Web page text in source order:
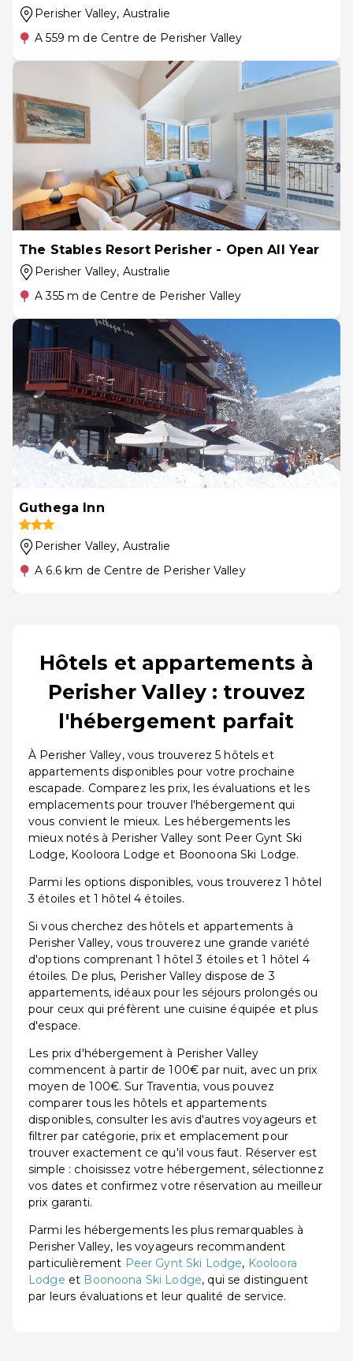
Perisher Valley, Australie
A 559 m de Centre de Perisher Valley
The Stables Resort Perisher - Open All Year
Perisher Valley, Australie
A 355 m de Centre de Perisher Valley
Guthega Inn
Perisher Valley, Australie
A 6.6 km de Centre de Perisher Valley
Hôtels et appartements à
Perisher Valley : trouvez
l'hébergement parfait
À Perisher Valley, vous trouverez 5 hôtels et
appartements disponibles pour votre prochaine
escapade. Comparez les prix, les évaluations et les
emplacements pour trouver l'hébergement qui
vous convient le mieux. Les hébergements les
mieux notés à Perisher Valley sont Peer Gynt Ski
Lodge, Kooloora Lodge et Boonoona Ski Lodge.
Parmi les options disponibles, vous trouverez 1 hôtel
3 étoiles et 1 hôtel 4 étoiles.
Si vous cherchez des hôtels et appartements à
Perisher Valley, vous trouverez une grande variété
d'options comprenant 1 hôtel 3 étoiles et 1 hôtel 4
étoiles. De plus, Perisher Valley dispose de 3
appartements, idéaux pour les séjours prolongés ou
pour ceux qui préfèrent une cuisine équipée et plus
d'espace.
Les prix d'hébergement à Perisher Valley
commencent à partir de 100€ par nuit, avec un prix
moyen de 100€. Sur Traventia, vous pouvez
comparer tous les hôtels et appartements
disponibles, consulter les avis d'autres voyageurs et
filtrer par catégorie, prix et emplacement pour
trouver exactement ce qu'il vous faut. Réserver est
simple : choisissez votre hébergement, sélectionnez
vos dates et confirmez votre réservation au meilleur
prix garanti.
Parmi les hébergements les plus remarquables à
Perisher Valley, les voyageurs recommandent
particulièrement Peer Gynt Ski Lodge, Kooloora
Lodge et Boonoona Ski Lodge, qui se distinguent
par leurs évaluations et leur qualité de service.